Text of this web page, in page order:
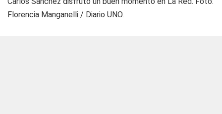
Florencia Manganelli / Diario UNO.